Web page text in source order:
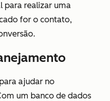
para realizar uma
for o contato,
ajudar no
um banco de dados